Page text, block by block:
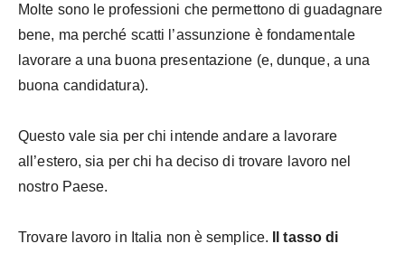
Molte sono le professioni che permettono di guadagnare
bene, ma perché scatti l’assunzione è fondamentale
lavorare a una buona presentazione (e, dunque, a una
buona candidatura).
Questo vale sia per chi intende andare a lavorare
all’estero, sia per chi ha deciso di trovare lavoro nel
nostro Paese.
Trovare lavoro in Italia non è semplice. Il tasso di